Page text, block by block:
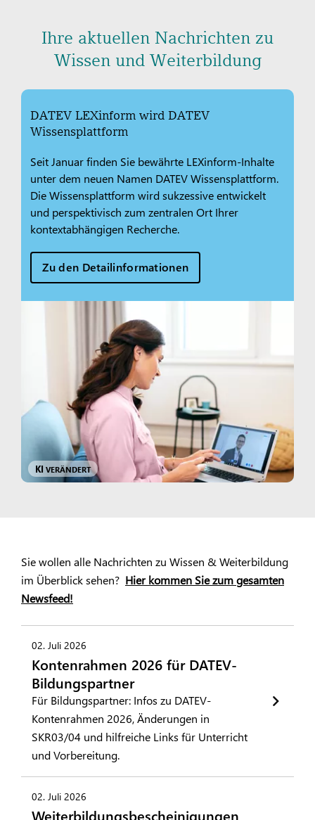
Ihre aktuellen Nachrichten zu
Wissen und Weiterbildung
DATEV LEXinform wird DATEV
Wissensplattform
Seit Januar finden Sie bewährte LEXinform-Inhalte
unter dem neuen Namen DATEV Wissensplattform.
Die Wissensplattform wird sukzessive entwickelt
und perspektivisch zum zentralen Ort Ihrer
kontextabhängigen Recherche.
Zu den Detailinformationen
KI VERÄNDERT
Sie wollen alle Nachrichten zu Wissen & Weiterbildung
im Überblick sehen? Hier kommen Sie zum gesamten
Newsfeed!
02. Juli 2026
Kontenrahmen 2026 für DATEV-
Bildungspartner
Für Bildungspartner: Infos zu DATEV-
Kontenrahmen 2026, Änderungen in
SKR03/04 und hilfreiche Links für Unterricht
und Vorbereitung.
02. Juli 2026
Weiterbildungsbescheinigungen